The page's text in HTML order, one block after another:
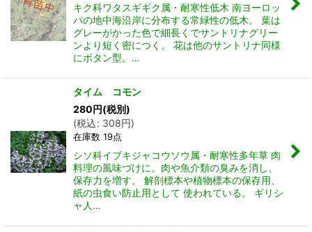
キク科ワタスギギク属・耐寒性低木 南ヨーロッ
パの地中海沿岸に分布する常緑性の低木。 葉は
グレーがかった色で細長くでサントリナグリー
ンより短く密につく。 花は他のサントリナ同様
にボタン型。…
タイム コモン
280円(税別)
(税込: 308円)
在庫数 19点
シソ科イブキジャコウソウ属・耐寒性多年草 肉
料理の風味づけに。肉や魚介類の臭みを消し、
保存力を増す。 解剖標本や植物標本の保存用、
紙の虫食い防止用として 使われている。 ギリシ
ャ人…